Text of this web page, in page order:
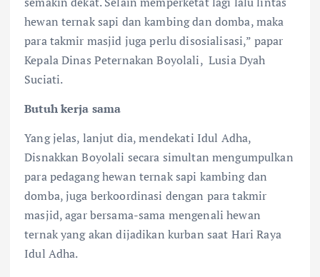
hewan ternak sapi dan kambing dan domba, maka
para takmir masjid juga perlu disosialisasi,” papar
Kepala Dinas Peternakan Boyolali, Lusia Dyah
Suciati.
Butuh kerja sama
Yang jelas, lanjut dia, mendekati Idul Adha,
Disnakkan Boyolali secara simultan mengumpulkan
para pedagang hewan ternak sapi kambing dan
domba, juga berkoordinasi dengan para takmir
masjid, agar bersama-sama mengenali hewan
ternak yang akan dijadikan kurban saat Hari Raya
Idul Adha.